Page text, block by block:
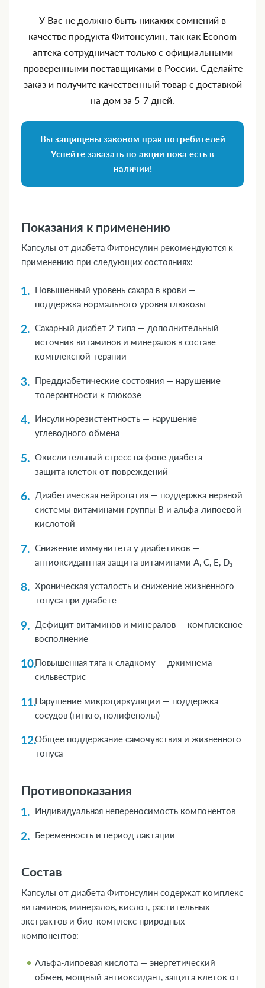
У Вас не должно быть никаких сомнений в
качестве продукта Фитонсулин, так как Econom
аптека сотрудничает только с официальными
проверенными поставщиками в России. Сделайте
заказ и получите качественный товар с доставкой
на дом за 5‑7 дней.
Вы защищены законом прав потребителей
Успейте заказать по акции пока есть в
наличии!
Показания к применению
Капсулы от диабета Фитонсулин рекомендуются к
применению при следующих состояниях:
Повышенный уровень сахара в крови —
поддержка нормального уровня глюкозы
Сахарный диабет 2 типа — дополнительный
источник витаминов и минералов в составе
комплексной терапии
Преддиабетические состояния — нарушение
толерантности к глюкозе
Инсулинорезистентность — нарушение
углеводного обмена
Окислительный стресс на фоне диабета —
защита клеток от повреждений
Диабетическая нейропатия — поддержка нервной
системы витаминами группы В и альфа-липоевой
кислотой
Снижение иммунитета у диабетиков —
антиоксидантная защита витаминами А, С, Е, D₃
Хроническая усталость и снижение жизненного
тонуса при диабете
Дефицит витаминов и минералов — комплексное
восполнение
Повышенная тяга к сладкому — джимнема
сильвестрис
Нарушение микроциркуляции — поддержка
сосудов (гинкго, полифенолы)
Общее поддержание самочувствия и жизненного
тонуса
Противопоказания
Индивидуальная непереносимость компонентов
Беременность и период лактации
Состав
Капсулы от диабета Фитонсулин содержат комплекс
витаминов, минералов, кислот, растительных
экстрактов и био-комплекс природных
компонентов:
Альфа-липоевая кислота — энергетический
обмен, мощный антиоксидант, защита клеток от